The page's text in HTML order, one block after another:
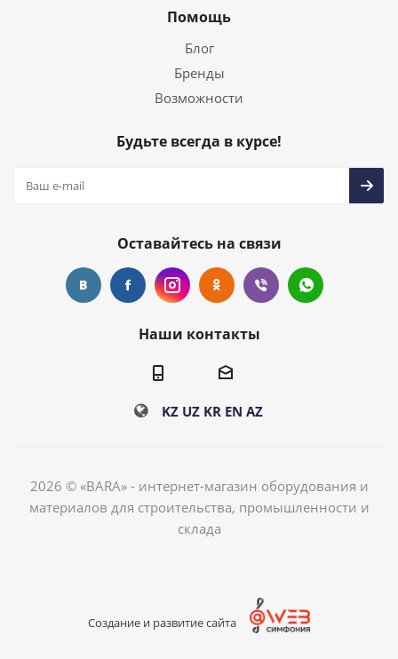
Помощь
Блог
Бренды
Возможности
Будьте всегда в курсе!
Оставайтесь на связи
Наши контакты
KZ UZ KR EN AZ
2026 © «BARA» - интернет-магазин оборудования и
материалов для строительства, промышленности и
склада
Создание и развитие сайта